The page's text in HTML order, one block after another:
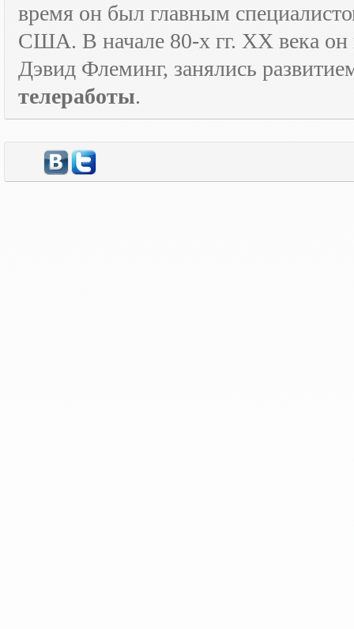
время он был главным
США. В начале 80-х гг. XX века
Дэвид Флеминг, занялись
телеработы.